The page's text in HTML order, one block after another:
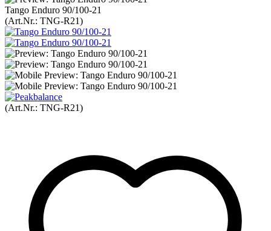
Tango Enduro 90/100-21
(Art.Nr.: TNG-R21)
(Art.Nr.: TNG-R21)